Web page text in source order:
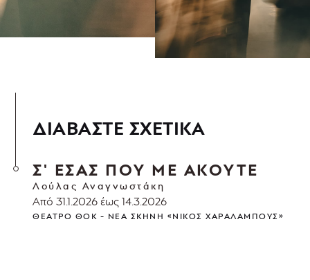
ΔΙΑΒΑΣΤΕ ΣΧΕΤΙΚΑ
Σ' ΕΣΑΣ ΠΟΥ ΜΕ ΑΚΟΥΤΕ
Λούλας Αναγνωστάκη
Από 31.1.2026 έως 14.3.2026
ΘΈΑΤΡΟ ΘΟΚ - ΝΈΑ ΣΚΗΝΉ «ΝΊΚΟΣ ΧΑΡΑΛΆΜΠΟΥΣ»